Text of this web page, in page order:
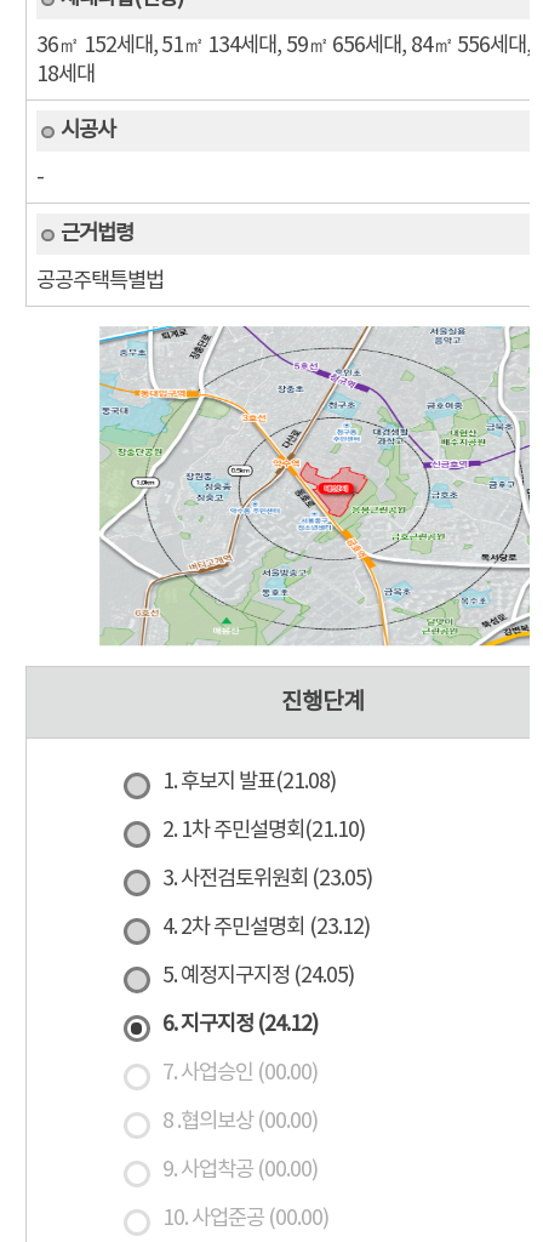
36㎡ 152세대, 51㎡ 134세대, 59㎡ 656세대, 84㎡ 556세대,
18세대
-
공공주택특별법
진행단계
1. 후보지 발표(21.08)
2. 1차 주민설명회(21.10)
3. 사전검토위원회 (23.05)
4. 2차 주민설명회 (23.12)
5. 예정지구지정 (24.05)
6. 지구지정 (24.12)
7. 사업승인 (00.00)
8 .협의보상 (00.00)
9. 사업착공 (00.00)
10. 사업준공 (00.00)